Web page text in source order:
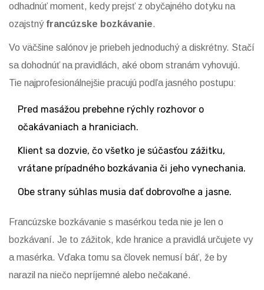
odhadnúť moment, kedy prejsť z obyčajného dotyku na
ozajstný francúzske bozkávanie.
Vo väčšine salónov je priebeh jednoduchý a diskrétny. Stačí
sa dohodnúť na pravidlách, aké obom stranám vyhovujú.
Tie najprofesionálnejšie pracujú podľa jasného postupu:
Pred masážou prebehne rýchly rozhovor o
očakávaniach a hraniciach.
Klient sa dozvie, čo všetko je súčasťou zážitku,
vrátane prípadného bozkávania či jeho vynechania.
Obe strany súhlas musia dať dobrovoľne a jasne.
Francúzske bozkávanie s masérkou teda nie je len o
bozkávaní. Je to zážitok, kde hranice a pravidlá určujete vy
a masérka. Vďaka tomu sa človek nemusí báť, že by
narazil na niečo nepríjemné alebo nečakané.